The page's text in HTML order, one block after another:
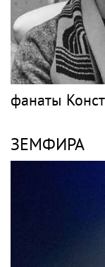
фанаты
ЗЕМФИРА